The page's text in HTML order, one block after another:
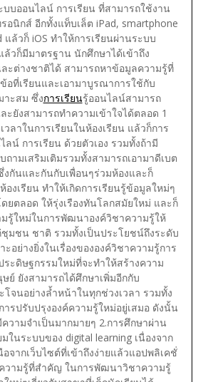
บบออนไลน์ การเรียน ที่สามารถใช้งาน
อนิกส์ อีกทั้งแท็บเล็ต iPad, smartphone
แล้วก็ iOS ทำให้การเรียนผ่านระบบ
วก็มีมาตรฐาน นักศึกษาได้เข้าถึง
ะต่างชาติได้ สามารถหาข้อมูลความรู้ที่
ข้อที่เรียนและเอามาบูรณาการใช้กับ
าะสม ซึ่งการเรียนรู้ออนไลน์สามารถ
ยังสามารถทำความเข้าใจได้ตลอด 1
ลาในการเรียนในห้องเรียน แล้วก็การ
ลน์ การเรียน ด้วยตัวเอง รวมทั้งถ้ามี
ถามเสริมเติมรวมทั้งสามารถเอามาดีเบต
กันและกันกับเพื่อนๆร่วมห้องและก็
องเรียน ทำให้เกิดการเรียนรู้ข้อมูลใหม่ๆ
ยตลอด ให้รุ่งเรืองทันโลกสมัยใหม่ และก็
รู้ใหม่ในการพัฒนาองค์วิชาความรู้ให้
มชน ชาติ รวมทั้งเป็นประโยชน์ถึงระดับ
อย่างยิ่งในเรื่องขององค์วิชาความรู้การ
ะดิษฐกรรมใหม่ที่จะทำให้สร้างความ
ย์ ยังสามารถได้ศึกษาเพิ่มอีกกับ
โจนอย่างล้ำหน้าในทุกช่วงเวลา รวมทั้ง
ารปรับปรุงองค์ความรู้ใหม่อยู่เสมอ ดังนั้น
วามจำเป็นมากมายๆ 2.การศึกษาผ่าน
ในระบบของ digital learning เนื่องจาก
จากเว็บไซต์ที่เข้าถึงง่ายแล้วแอปพลิเคชั่
วามรู้ที่สำคัญ ในการพัฒนาวิชาความรู้